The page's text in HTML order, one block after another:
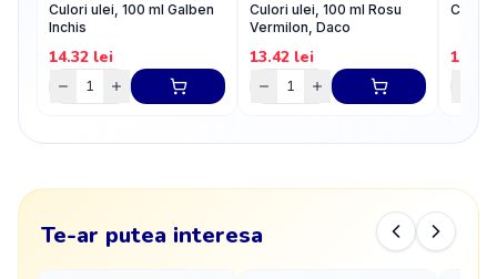
Culori ulei, 100 ml Galben
Inchis
14.32 lei
Culori ulei, 100 ml Rosu
Vermilon, Daco
13.42 lei
Culori
14.08
Te-ar putea interesa